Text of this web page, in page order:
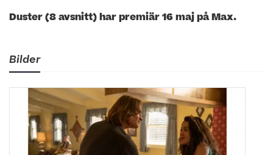
Duster (8 avsnitt) har premiär 16 maj på Max.
Bilder